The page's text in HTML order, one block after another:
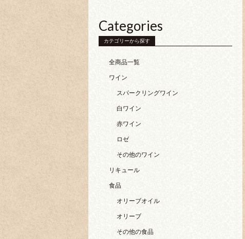
Categories
カテゴリーから探す
全商品一覧
ワイン
スパークリングワイン
白ワイン
赤ワイン
ロゼ
その他のワイン
リキュール
食品
オリーブオイル
オリーブ
その他の食品